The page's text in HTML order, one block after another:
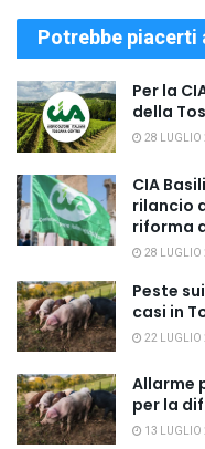
Potrebbe piacerti
Per la
della
28 LUGLIO
CIA
rilancio
riforma
28 LUGLIO
Peste
casi in
22 LUGLIO
Allarme
per la
13 LUGLIO